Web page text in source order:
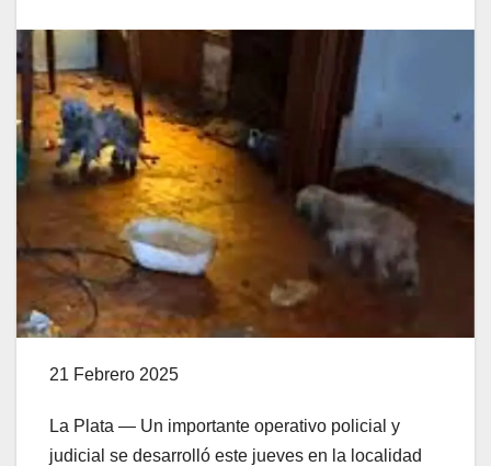
21 Febrero 2025
La Plata — Un importante operativo policial y
judicial se desarrolló este jueves en la localidad